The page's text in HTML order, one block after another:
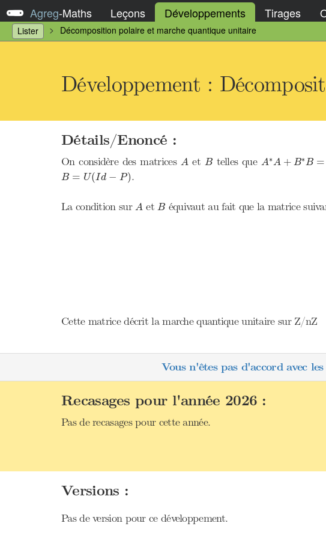
Agreg-Maths Leçons Développements Tirages
Lister Décomposition polaire et marche quantique unitaire
Développement :
Détails/Enoncé :
On considère des matrices A
Aet B
Btelles que A∗A + B∗B =
A∗ A + B∗B=
B = U(Id − P)
B= U(Id− .
La condition surA
A etB
B équivaut au fait que la matrice
Cette matrice décrit la marche quantique unitaire sur Z/nZ
Vous n'êtes pas d'accord avec
Recasages pour l'année 2026 :
Pas de recasages pour cette année.
Versions :
Pas de version pour ce développement.